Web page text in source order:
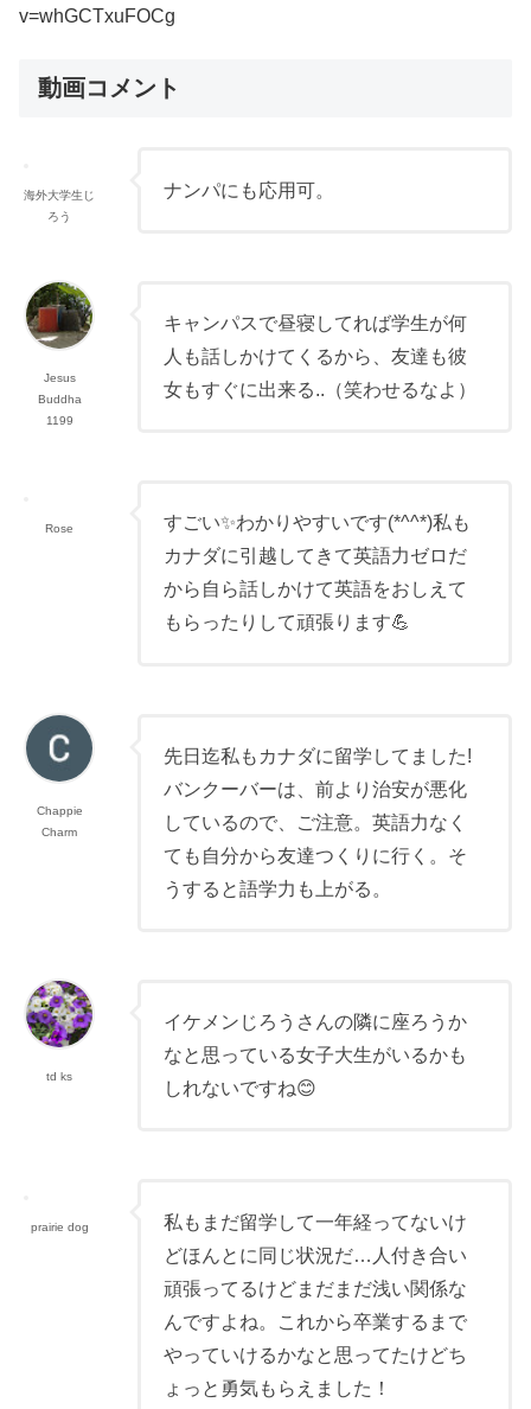
v=whGCTxuFOCg
動画コメント
海外大学生じ
ろう
ナンパにも応用可。
Jesus
Buddha
1199
キャンパスで昼寝してれば学生が何
人も話しかけてくるから、友達も彼
女もすぐに出来る..（笑わせるなよ）
Rose
すごい✨わかりやすいです(*^^*)私も
カナダに引越してきて英語力ゼロだ
から自ら話しかけて英語をおしえて
もらったりして頑張ります💪
Chappie
Charm
先日迄私もカナダに留学してました!
バンクーバーは、前より治安が悪化
しているので、ご注意。英語力なく
ても自分から友達つくりに行く。そ
うすると語学力も上がる。
td ks
イケメンじろうさんの隣に座ろうか
なと思っている女子大生がいるかも
しれないですね😊
prairie dog
私もまだ留学して一年経ってないけ
どほんとに同じ状況だ…人付き合い
頑張ってるけどまだまだ浅い関係な
んですよね。これから卒業するまで
やっていけるかなと思ってたけどち
ょっと勇気もらえました！